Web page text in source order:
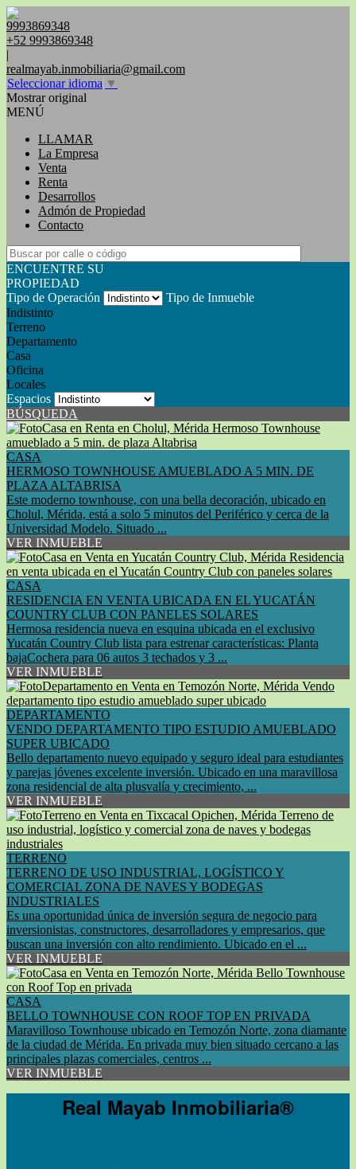
9993869348
+52 9993869348
|
realmayab.inmobiliaria@gmail.com
Seleccionar idioma ▼
Mostrar original
MENÚ
LLAMAR
La Empresa
Venta
Renta
Desarrollos
Admón de Propiedad
Contacto
ENCUENTRE SU
PROPIEDAD
Tipo de Operación
Tipo de Inmueble
Indistinto
Terreno
Departamento
Casa
Oficina
Locales
Espacios
BÚSQUEDA
CASA
HERMOSO TOWNHOUSE AMUEBLADO A 5 MIN. DE
PLAZA ALTABRISA
Este moderno townhouse, con una bella decoración, ubicado en
Cholul, Mérida, está a solo 5 minutos del Periférico y cerca de la
Universidad Modelo. Situado ...
VER INMUEBLE
CASA
RESIDENCIA EN VENTA UBICADA EN EL YUCATÁN
COUNTRY CLUB CON PANELES SOLARES
Hermosa residencia nueva en esquina ubicada en el exclusivo
Yucatán Country Club lista para estrenar características: Planta
bajaCochera para 06 autos 3 techados y 3 ...
VER INMUEBLE
DEPARTAMENTO
VENDO DEPARTAMENTO TIPO ESTUDIO AMUEBLADO
SUPER UBICADO
Bello departamento nuevo equipado y seguro ideal para estudiantes
y parejas jóvenes excelente inversión. Ubicado en una maravillosa
zona residencial de alta plusvalía y crecimiento, ...
VER INMUEBLE
TERRENO
TERRENO DE USO INDUSTRIAL, LOGÍSTICO Y
COMERCIAL ZONA DE NAVES Y BODEGAS
INDUSTRIALES
Es una oportunidad única de inversión segura de negocio para
inversionistas, constructores, desarrolladores y empresarios, que
buscan una inversión con alto rendimiento. Ubicado en el ...
VER INMUEBLE
CASA
BELLO TOWNHOUSE CON ROOF TOP EN PRIVADA
Maravilloso Townhouse ubicado en Temozón Norte, zona diamante
de la ciudad de Mérida. En privada muy bien situado cercano a las
principales plazas comerciales, centros ...
VER INMUEBLE
Real Mayab Inmobiliaria®